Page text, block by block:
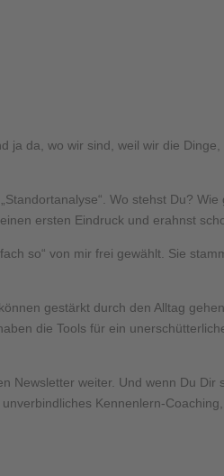
da, wo wir sind, weil wir die
Wo stehst Du?
ersten Eindruck und erahnst
so“ von mir frei gewählt. Sie
gestärkt durch den Alltag
die Tools für ein
Newsletter weiter. Und wenn Du Dir
Kennenlern-